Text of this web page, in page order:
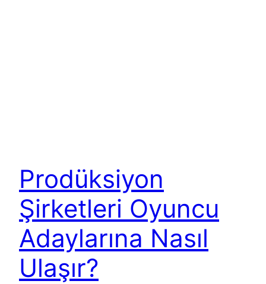
Prodüksiyon
Şirketleri Oyuncu
Adaylarına Nasıl
Ulaşır?